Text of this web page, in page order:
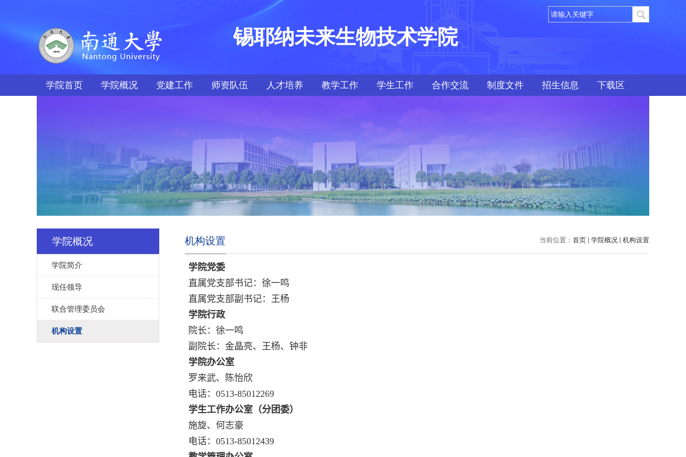
锡耶纳未来生物技术学院
学院首页 学院概况 党建工作 师资队伍 人才培养 教学工作 学生工作 合作交流 制度文件 招生信息 下载区
学院概况
学院简介
现任领导
联合管理委员会
机构设置
当前位置： 首页 学院概况 机构设置
机构设置
学院党委
直属党支部书记：徐一鸣
直属党支部副书记：王杨
学院行政
院长：徐一鸣
副院长：金晶亮、王杨、钟非
学院办公室
罗来武、陈怡欣
电话： 0513-85012269
学生工作办公室（分团委）
施旋、何志豪
电话： 0513-85012439